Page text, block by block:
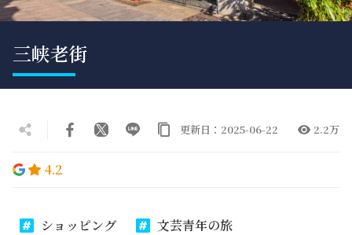
三峡老街
更新日：2025-06-22 2.2万
4.2
ショッピング
文芸青年の旅